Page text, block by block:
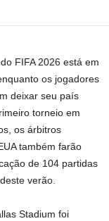
FIFA 2026 está em
os jogadores
deixar seu país
torneio em
os árbitros
também farão
de 104 partidas
verão.
Stadium foi